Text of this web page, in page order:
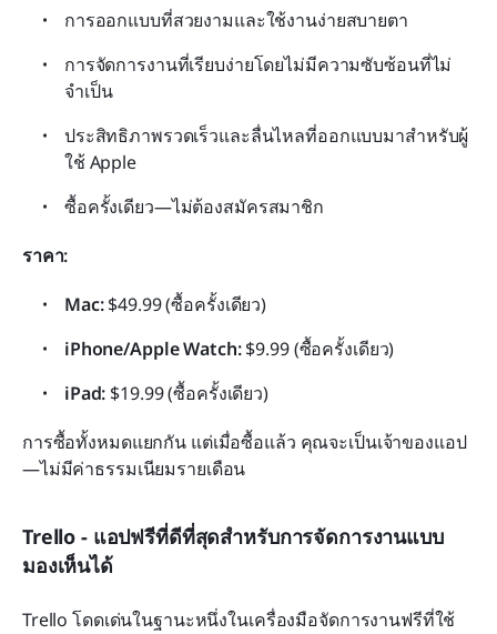
การออกแบบที่สวยงามและใช้งานง่ายสบายตา
การจัดการงานที่เรียบง่ายโดยไม่มีความซับซ้อนที่ไม่
จำเป็น
ประสิทธิภาพรวดเร็วและลื่นไหลที่ออกแบบมาสำหรับผู้
ใช้ Apple
ซื้อครั้งเดียว—ไม่ต้องสมัครสมาชิก
ราคา:
Mac: $49.99 (ซื้อครั้งเดียว)
iPhone/Apple Watch: $9.99 (ซื้อครั้งเดียว)
iPad: $19.99 (ซื้อครั้งเดียว)
การซื้อทั้งหมดแยกกัน แต่เมื่อซื้อแล้ว คุณจะเป็นเจ้าของแอป
—ไม่มีค่าธรรมเนียมรายเดือน
Trello - แอปฟรีที่ดีที่สุดสำหรับการจัดการงานแบบ
มองเห็นได้
Trello โดดเด่นในฐานะหนึ่งในเครื่องมือจัดการงานฟรีที่ใช้